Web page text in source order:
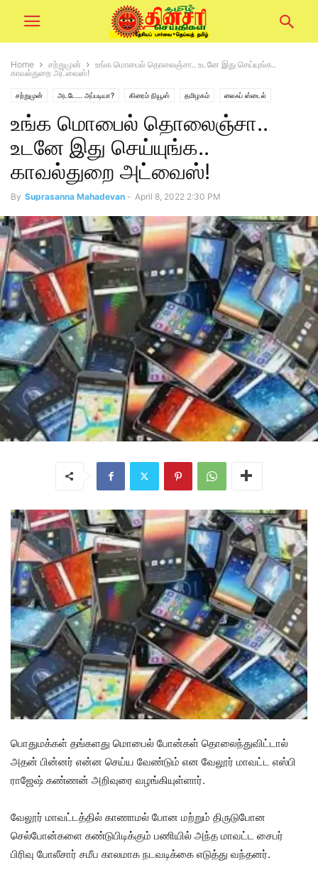
Home சற்றுமுன்
உங்க மொபைல் தொலைஞ்சா.. உடனே இது செய்யுங்க..
காவல்துறை அட்வைஸ்!
சற்றுமுன் அடடே... அப்படியா? கிரைம் நியூஸ் தமிழகம் லைஃப் ஸ்டைல்
உங்க மொபைல் தொலைஞ்சா..
உடனே இது செய்யுங்க..
காவல்துறை அட்வைஸ்!
By Suprasanna Mahadevan - April 8, 2022 2:30 PM
பொதுமக்கள் தங்களது மொபைல் போன்கள் தொலைந்துவிட்டால்
அதன் பின்னர் என்ன செய்ய வேண்டும் என வேலூர் மாவட்ட எஸ்பி
ராஜேஷ் கண்ணன் அறிவுரை வழங்கியுள்ளார்.
வேலூர் மாவட்டத்தில் காணாமல் போன மற்றும் திருடுபோன
செல்போன்களை கண்டுபிடிக்கும் பணியில் அந்த மாவட்ட சைபர்
பிரிவு போலீசார் சமீப காலமாக நடவடிக்கை எடுத்து வந்தனர்.